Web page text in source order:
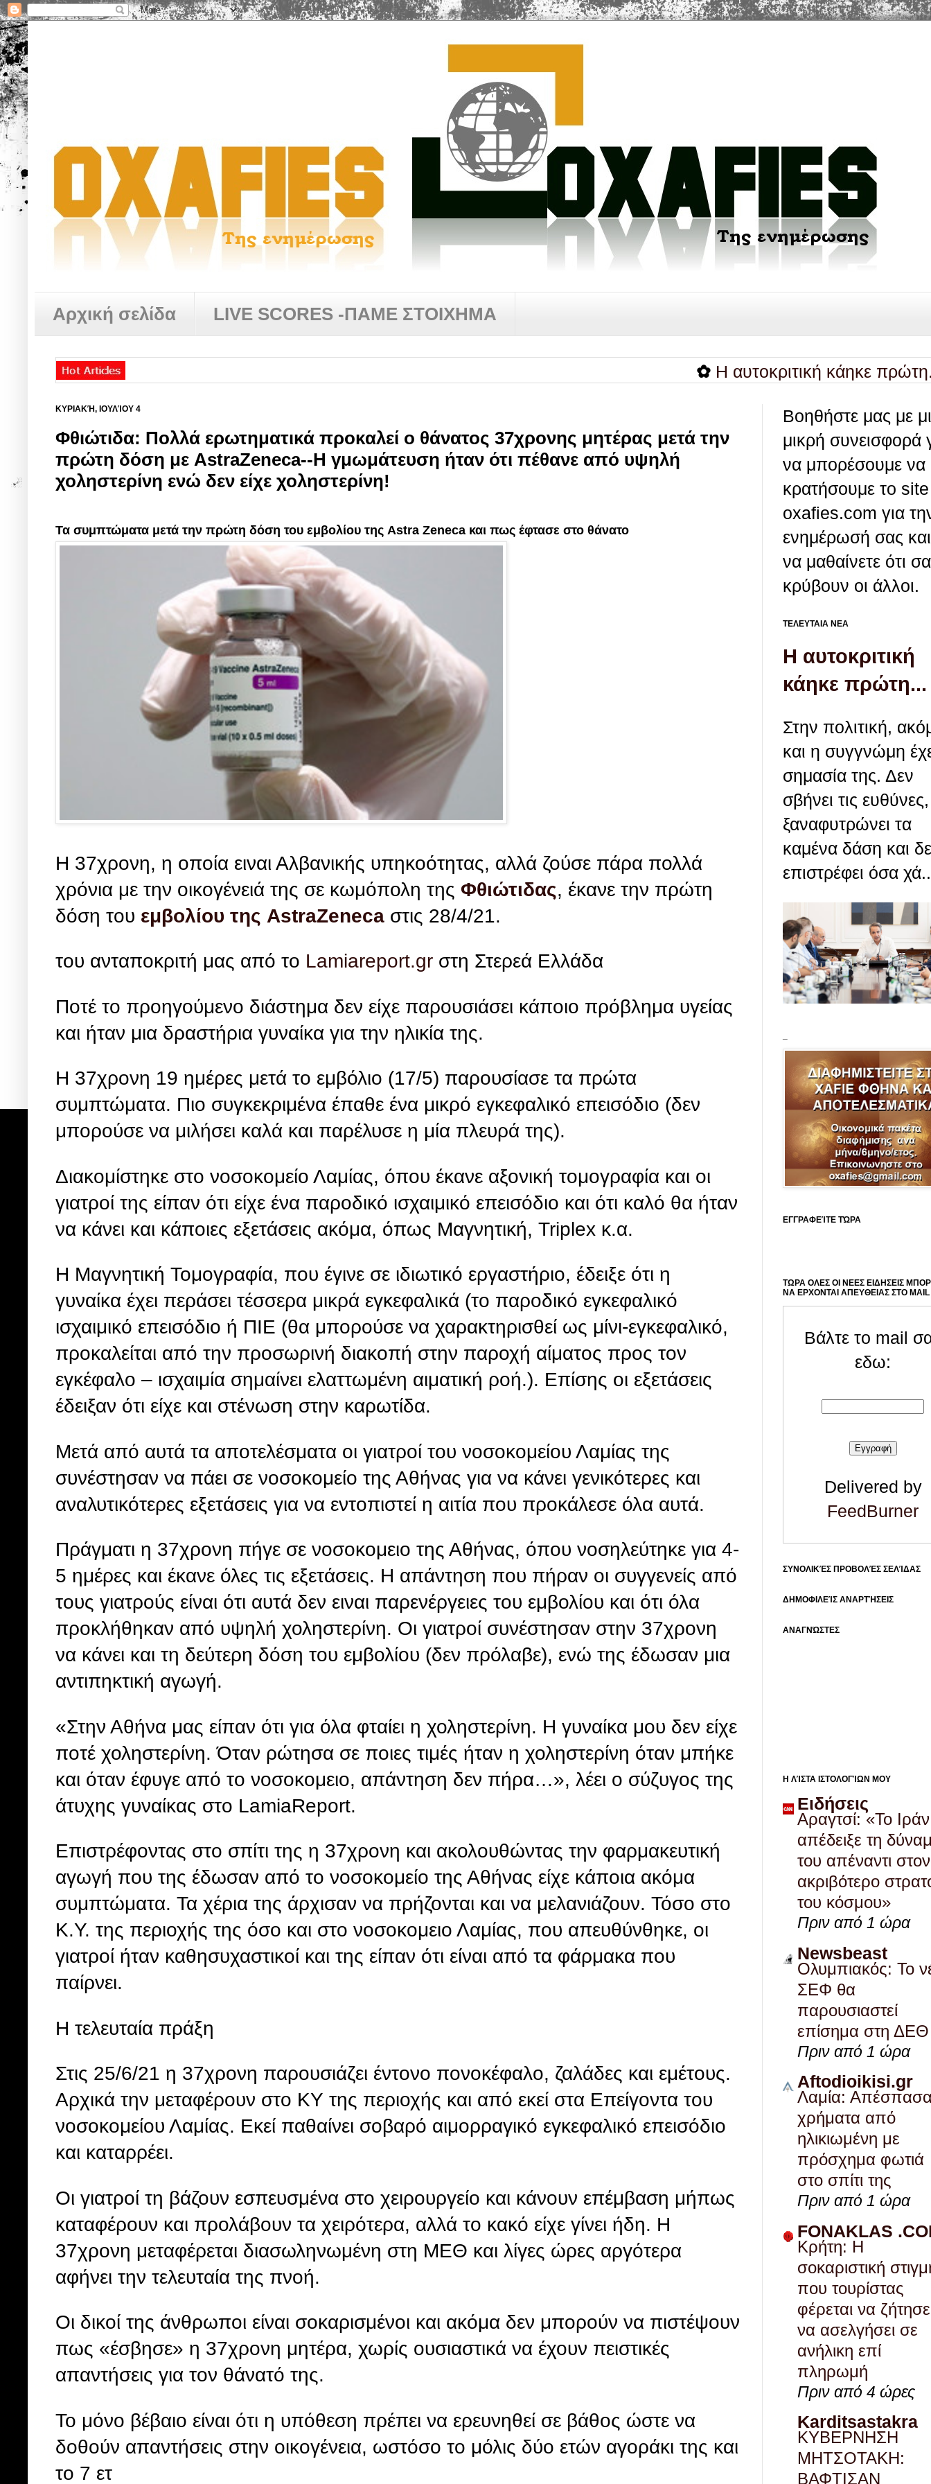
Αρχική σελίδα LIVE SCORES -ΠΑΜΕ ΣΤΟΙΧΗΜΑ
Η αυτοκριτική κάηκε πρώτη... ✿
ΚΥΡΙΑΚΉ, ΙΟΥΛΊΟΥ 4
Φθιώτιδα: Πολλά ερωτηματικά προκαλεί ο θάνατος 37χρονης μητέρας μετά την
πρώτη δόση με AstraZeneca--Η γμωμάτευση ήταν ότι πέθανε από υψηλή
χοληστερίνη ενώ δεν είχε χοληστερίνη!
Τα συμπτώματα μετά την πρώτη δόση του εμβολίου της Astra Zeneca και πως έφτασε στο θάνατο
Η 37χρονη, η οποία ειναι Αλβανικής υπηκοότητας, αλλά ζούσε πάρα πολλά
χρόνια με την οικογένειά της σε κωμόπολη της Φθιώτιδας, έκανε την πρώτη
δόση του εμβολίου της AstraZeneca στις 28/4/21.
του ανταποκριτή μας από το Lamiareport.gr στη Στερεά Ελλάδα
Ποτέ το προηγούμενο διάστημα δεν είχε παρουσιάσει κάποιο πρόβλημα υγείας
και ήταν μια δραστήρια γυναίκα για την ηλικία της.
Η 37χρονη 19 ημέρες μετά το εμβόλιο (17/5) παρουσίασε τα πρώτα
συμπτώματα. Πιο συγκεκριμένα έπαθε ένα μικρό εγκεφαλικό επεισόδιο (δεν
μπορούσε να μιλήσει καλά και παρέλυσε η μία πλευρά της).
Διακομίστηκε στο νοσοκομείο Λαμίας, όπου έκανε αξονική τομογραφία και οι
γιατροί της είπαν ότι είχε ένα παροδικό ισχαιμικό επεισόδιο και ότι καλό θα ήταν
να κάνει και κάποιες εξετάσεις ακόμα, όπως Μαγνητική, Triplex κ.α.
Η Μαγνητική Τομογραφία, που έγινε σε ιδιωτικό εργαστήριο, έδειξε ότι η
γυναίκα έχει περάσει τέσσερα μικρά εγκεφαλικά (το παροδικό εγκεφαλικό
ισχαιμικό επεισόδιο ή ΠΙΕ (θα μπορούσε να χαρακτηρισθεί ως μίνι-εγκεφαλικό,
προκαλείται από την προσωρινή διακοπή στην παροχή αίματος προς τον
εγκέφαλο – ισχαιμία σημαίνει ελαττωμένη αιματική ροή.). Επίσης οι εξετάσεις
έδειξαν ότι είχε και στένωση στην καρωτίδα.
Μετά από αυτά τα αποτελέσματα οι γιατροί του νοσοκομείου Λαμίας της
συνέστησαν να πάει σε νοσοκομείο της Αθήνας για να κάνει γενικότερες και
αναλυτικότερες εξετάσεις για να εντοπιστεί η αιτία που προκάλεσε όλα αυτά.
Πράγματι η 37χρονη πήγε σε νοσοκομειο της Αθήνας, όπου νοσηλεύτηκε για 4-
5 ημέρες και έκανε όλες τις εξετάσεις. Η απάντηση που πήραν οι συγγενείς από
τους γιατρούς είναι ότι αυτά δεν ειναι παρενέργειες του εμβολίου και ότι όλα
προκλήθηκαν από υψηλή χοληστερίνη. Οι γιατροί συνέστησαν στην 37χρονη
να κάνει και τη δεύτερη δόση του εμβολίου (δεν πρόλαβε), ενώ της έδωσαν μια
αντιπηκτική αγωγή.
«Στην Αθήνα μας είπαν ότι για όλα φταίει η χοληστερίνη. Η γυναίκα μου δεν είχε
ποτέ χοληστερίνη. Όταν ρώτησα σε ποιες τιμές ήταν η χοληστερίνη όταν μπήκε
και όταν έφυγε από το νοσοκομειο, απάντηση δεν πήρα…», λέει ο σύζυγος της
άτυχης γυναίκας στο LamiaReport.
Επιστρέφοντας στο σπίτι της η 37χρονη και ακολουθώντας την φαρμακευτική
αγωγή που της έδωσαν από το νοσοκομείο της Αθήνας είχε κάποια ακόμα
συμπτώματα. Τα χέρια της άρχισαν να πρήζονται και να μελανιάζουν. Τόσο στο
Κ.Υ. της περιοχής της όσο και στο νοσοκομειο Λαμίας, που απευθύνθηκε, οι
γιατροί ήταν καθησυχαστικοί και της είπαν ότι είναι από τα φάρμακα που
παίρνει.
Η τελευταία πράξη
Στις 25/6/21 η 37χρονη παρουσιάζει έντονο πονοκέφαλο, ζαλάδες και εμέτους.
Αρχικά την μεταφέρουν στο ΚΥ της περιοχής και από εκεί στα Επείγοντα του
νοσοκομείου Λαμίας. Εκεί παθαίνει σοβαρό αιμορραγικό εγκεφαλικό επεισόδιο
και καταρρέει.
Οι γιατροί τη βάζουν εσπευσμένα στο χειρουργείο και κάνουν επέμβαση μήπως
καταφέρουν και προλάβουν τα χειρότερα, αλλά το κακό είχε γίνει ήδη. Η
37χρονη μεταφέρεται διασωληνωμένη στη ΜΕΘ και λίγες ώρες αργότερα
αφήνει την τελευταία της πνοή.
Οι δικοί της άνθρωποι είναι σοκαρισμένοι και ακόμα δεν μπορούν να πιστέψουν
πως «έσβησε» η 37χρονη μητέρα, χωρίς ουσιαστικά να έχουν πειστικές
απαντήσεις για τον θάνατό της.
Το μόνο βέβαιο είναι ότι η υπόθεση πρέπει να ερευνηθεί σε βάθος ώστε να
δοθούν απαντήσεις στην οικογένεια, ωστόσο το μόλις δύο ετών αγοράκι της και
το 7 ετ
Βοηθήστε μας με
μικρή συνεισφορά
να μπορέσουμε να
κρατήσουμε το site
oxafies.com για
ενημέρωσή σας
να μαθαίνετε ότι
κρύβουν οι άλλοι.
ΤΕΛΕΥΤΑΙΑ ΝΕΑ
Η αυτοκριτική
κάηκε πρώτη...
Στην πολιτική,
και η συγγνώμη
σημασία της. Δεν
σβήνει τις
ξαναφυτρώνει τα
καμένα δάση και
επιστρέφει όσα
ΕΓΓΡΑΦΕΊΤΕ ΤΏΡΑ
ΤΩΡΑ ΟΛΕΣ ΟΙ ΝΕΕΣ ΕΙΔΗΣΕΙΣ
ΝΑ ΕΡΧΟΝΤΑΙ ΑΠΕΥΘΕΙΑΣ ΣΤΟ
Βάλτε το mail
εδω:
Delivered by
FeedBurner
ΣΥΝΟΛΙΚΈΣ ΠΡΟΒΟΛΈΣ ΣΕΛΊΔΑΣ
ΔΗΜΟΦΙΛΕΊΣ ΑΝΑΡΤΉΣΕΙΣ
ΑΝΑΓΝΏΣΤΕΣ
Η ΛΊΣΤΑ ΙΣΤΟΛΟΓΊΩΝ ΜΟΥ
Ειδήσεις
Αραγτσί: «Το Ιράν
απέδειξε τη
του απέναντι στον
ακριβότερο
του κόσμου»
Πριν από 1 ώρα
Newsbeast
Ολυμπιακός: Το
ΣΕΦ θα
παρουσιαστεί
επίσημα στη ΔΕΘ
Πριν από 1 ώρα
Aftodioikisi.gr
Λαμία:
χρήματα από
ηλικιωμένη με
πρόσχημα φωτιά
στο σπίτι της
Πριν από 1 ώρα
FONAKLAS
Κρήτη: Η
σοκαριστική
που τουρίστας
φέρεται να ζήτησε
να ασελγήσει σε
ανήλικη επί
πληρωμή
Πριν από 4 ώρες
Karditsastakra
ΚΥΒΕΡΝΗΣΗ
ΜΗΤΣΟΤΑΚΗ:
ΒΑΦΤΙΣΑΝ